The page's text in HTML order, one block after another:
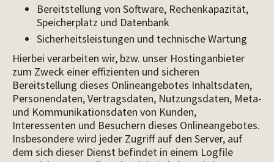
Bereitstellung von Software, Rechenkapazität,
Speicherplatz und Datenbank
Sicherheitsleistungen und technische Wartung
Hierbei verarbeiten wir, bzw. unser Hostinganbieter
zum Zweck einer effizienten und sicheren
Bereitstellung dieses Onlineangebotes Inhaltsdaten,
Personendaten, Vertragsdaten, Nutzungsdaten, Meta-
und Kommunikationsdaten von Kunden,
Interessenten und Besuchern dieses Onlineangebotes.
Insbesondere wird jeder Zugriff auf den Server, auf
dem sich dieser Dienst befindet in einem Logfile